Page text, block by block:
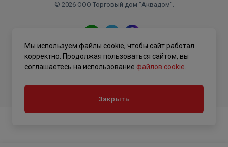
© 2026 ООО Торговый дом "Аквадом".
.
Политика конфиденциальности
Мы используем файлы cookie, чтобы сайт работал
корректно. Продолжая пользоваться сайтом, вы
соглашаетесь на использование файлов cookie
Закрыть